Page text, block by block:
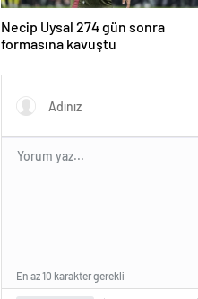
Necip Uysal 274 gün sonra
formasına kavuştu
En az 10 karakter gerekli